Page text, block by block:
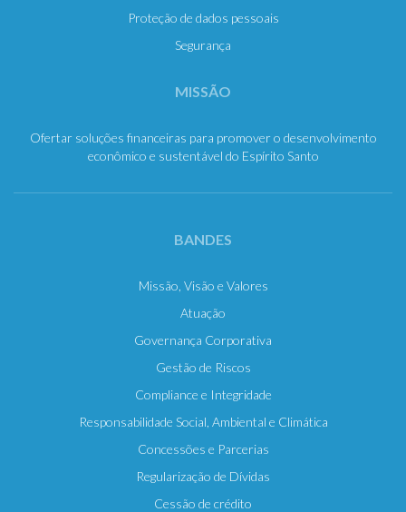
Proteção de dados pessoais
Segurança
MISSÃO
Ofertar soluções financeiras para promover o desenvolvimento
econômico e sustentável do Espírito Santo
BANDES
Missão, Visão e Valores
Atuação
Governança Corporativa
Gestão de Riscos
Compliance e Integridade
Responsabilidade Social, Ambiental e Climática
Concessões e Parcerias
Regularização de Dívidas
Cessão de crédito